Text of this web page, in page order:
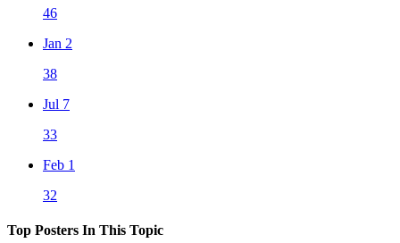
46
Jan 2
38
Jul 7
33
Feb 1
32
Top Posters In This Topic